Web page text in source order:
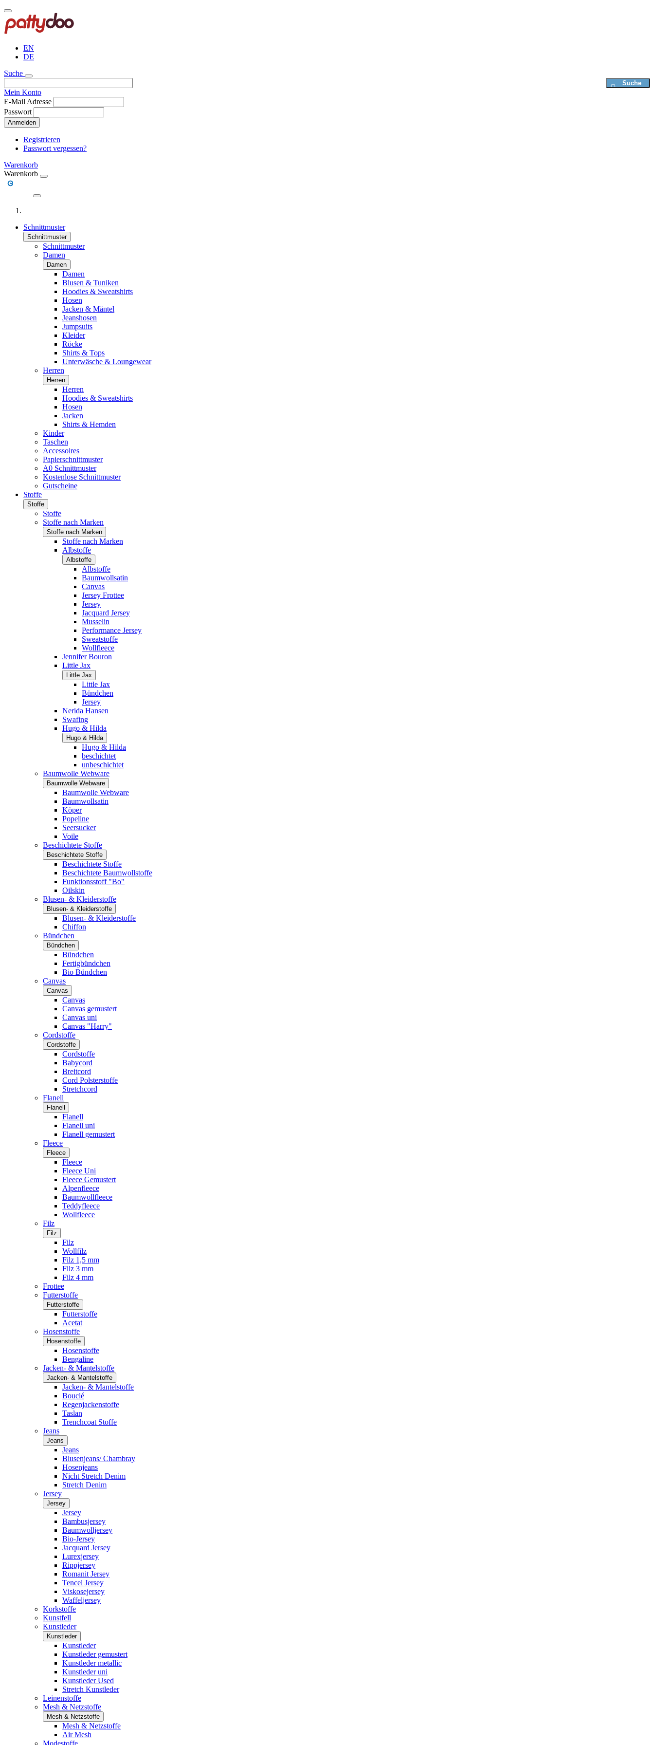
Direkt
zum
Inhalt
EN
DE
Suche
Mein Konto
E-Mail Adresse
Passwort
Anmelden
Registrieren
Passwort vergessen?
Warenkorb
Warenkorb
Schnittmuster
Schnittmuster
Schnittmuster
Damen
Damen
Damen
Blusen & Tuniken
Hoodies & Sweatshirts
Hosen
Jacken & Mäntel
Jeanshosen
Jumpsuits
Kleider
Röcke
Shirts & Tops
Unterwäsche & Loungewear
Herren
Herren
Herren
Hoodies & Sweatshirts
Hosen
Jacken
Shirts & Hemden
Kinder
Taschen
Accessoires
Papierschnittmuster
A0 Schnittmuster
Kostenlose Schnittmuster
Gutscheine
Stoffe
Stoffe
Stoffe
Stoffe nach Marken
Stoffe nach Marken
Stoffe nach Marken
Albstoffe
Albstoffe
Albstoffe
Baumwollsatin
Canvas
Jersey Frottee
Jersey
Jacquard Jersey
Musselin
Performance Jersey
Sweatstoffe
Wollfleece
Jennifer Bouron
Little Jax
Little Jax
Little Jax
Bündchen
Jersey
Nerida Hansen
Swafing
Hugo & Hilda
Hugo & Hilda
Hugo & Hilda
beschichtet
unbeschichtet
Baumwolle Webware
Baumwolle Webware
Baumwolle Webware
Baumwollsatin
Köper
Popeline
Seersucker
Voile
Beschichtete Stoffe
Beschichtete Stoffe
Beschichtete Stoffe
Beschichtete Baumwollstoffe
Funktionsstoff "Bo"
Oilskin
Blusen- & Kleiderstoffe
Blusen- & Kleiderstoffe
Blusen- & Kleiderstoffe
Chiffon
Bündchen
Bündchen
Bündchen
Fertigbündchen
Bio Bündchen
Canvas
Canvas
Canvas
Canvas gemustert
Canvas uni
Canvas "Harry"
Cordstoffe
Cordstoffe
Cordstoffe
Babycord
Breitcord
Cord Polsterstoffe
Stretchcord
Flanell
Flanell
Flanell
Flanell uni
Flanell gemustert
Fleece
Fleece
Fleece
Fleece Uni
Fleece Gemustert
Alpenfleece
Baumwollfleece
Teddyfleece
Wollfleece
Filz
Filz
Filz
Wollfilz
Filz 1,5 mm
Filz 3 mm
Filz 4 mm
Frottee
Futterstoffe
Futterstoffe
Futterstoffe
Acetat
Hosenstoffe
Hosenstoffe
Hosenstoffe
Bengaline
Jacken- & Mantelstoffe
Jacken- & Mantelstoffe
Jacken- & Mantelstoffe
Bouclé
Regenjackenstoffe
Taslan
Trenchcoat Stoffe
Jeans
Jeans
Jeans
Blusenjeans/ Chambray
Hosenjeans
Nicht Stretch Denim
Stretch Denim
Jersey
Jersey
Jersey
Bambusjersey
Baumwolljersey
Bio-Jersey
Jacquard Jersey
Lurexjersey
Rippjersey
Romanit Jersey
Tencel Jersey
Viskosejersey
Waffeljersey
Korkstoffe
Kunstfell
Kunstleder
Kunstleder
Kunstleder
Kunstleder gemustert
Kunstleder metallic
Kunstleder uni
Kunstleder Used
Stretch Kunstleder
Leinenstoffe
Mesh & Netzstoffe
Mesh & Netzstoffe
Mesh & Netzstoffe
Air Mesh
Modestoffe